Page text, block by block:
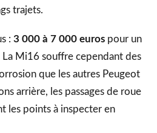
trajets.
: 3 000 à 7 000 euros pour un
Mi16 souffre cependant des
que les autres Peugeot
arrière, les passages de roue
les points à inspecter en